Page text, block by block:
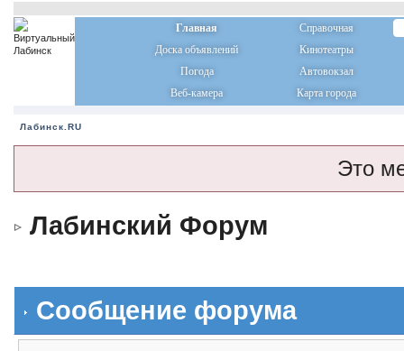
Главная
Справочная
Доска объявлений
Кинотеатры
Погода
Автовокзал
Веб-камера
Карта города
Лабинск.RU
Это
Лабинский Форум
Сообщение форума